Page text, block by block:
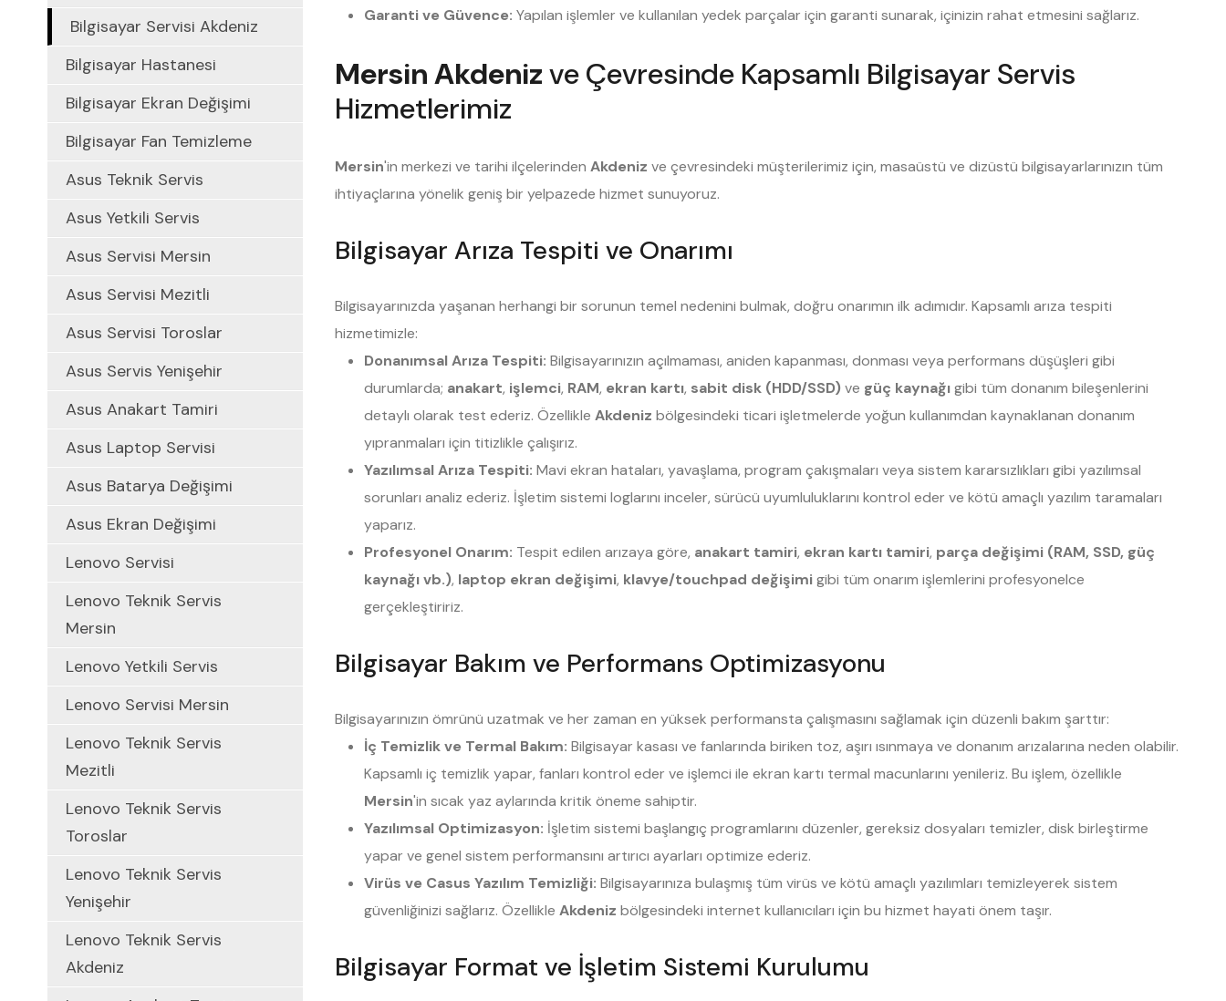
Bilgisayar Servisi Akdeniz
Bilgisayar Hastanesi
Bilgisayar Ekran Değişimi
Bilgisayar Fan Temizleme
Asus Teknik Servis
Asus Yetkili Servis
Asus Servisi Mersin
Asus Servisi Mezitli
Asus Servisi Toroslar
Asus Servis Yenişehir
Asus Anakart Tamiri
Asus Laptop Servisi
Asus Batarya Değişimi
Asus Ekran Değişimi
Lenovo Servisi
Lenovo Teknik Servis
Mersin
Lenovo Yetkili Servis
Lenovo Servisi Mersin
Lenovo Teknik Servis
Mezitli
Lenovo Teknik Servis
Toroslar
Lenovo Teknik Servis
Yenişehir
Lenovo Teknik Servis
Akdeniz
Garanti ve Güvence: Yapılan işlemler ve kullanılan yedek parçalar için garanti sunarak, içinizin rahat etmesini sağlarız.
Mersin Akdenizve Çevresinde Kapsamlı Bilgisayar Servis
Hizmetlerimiz
Mersin'in merkezi ve tarihi ilçelerinden Akdeniz ve çevresindeki müşterilerimiz için, masaüstü ve dizüstü bilgisayarlarınızın tüm
ihtiyaçlarına yönelik geniş bir yelpazede hizmet sunuyoruz.
Bilgisayar Arıza Tespiti ve Onarımı
Bilgisayarınızda yaşanan herhangi bir sorunun temel nedenini bulmak, doğru onarımın ilk adımıdır. Kapsamlı arıza tespiti
hizmetimizle:
Donanımsal Arıza Tespiti: Bilgisayarınızın açılmaması, aniden kapanması, donması veya performans düşüşleri gibi
durumlarda; anakart, işlemci, RAM, ekran kartı, sabit disk (HDD/SSD) ve güç kaynağıgibi tüm donanım bileşenlerini
detaylı olarak test ederiz. Özellikle Akdeniz bölgesindeki ticari işletmelerde yoğun kullanımdan kaynaklanan donanım
yıpranmaları için titizlikle çalışırız.
Yazılımsal Arıza Tespiti: Mavi ekran hataları, yavaşlama, program çakışmaları veya sistem kararsızlıkları gibi yazılımsal
sorunları analiz ederiz. İşletim sistemi loglarını inceler, sürücü uyumluluklarını kontrol eder ve kötü amaçlı yazılım taramaları
yaparız.
Profesyonel Onarım: Tespit edilen arızaya göre, anakart tamiri, ekran kartı tamiri, parça değişimi (RAM, SSD, güç
kaynağı vb.), laptop ekran değişimi, klavye/touchpad değişimigibi tüm onarım işlemlerini profesyonelce
gerçekleştiririz.
Bilgisayar Bakım ve Performans Optimizasyonu
Bilgisayarınızın ömrünü uzatmak ve her zaman en yüksek performansta çalışmasını sağlamak için düzenli bakım şarttır:
İç Temizlik ve Termal Bakım: Bilgisayar kasası ve fanlarında biriken toz, aşırı ısınmaya ve donanım arızalarına neden olabilir.
Kapsamlı iç temizlik yapar, fanları kontrol eder ve işlemci ile ekran kartı termal macunlarını yenileriz. Bu işlem, özellikle
Mersin'in sıcak yaz aylarında kritik öneme sahiptir.
Yazılımsal Optimizasyon: İşletim sistemi başlangıç programlarını düzenler, gereksiz dosyaları temizler, disk birleştirme
yapar ve genel sistem performansını artırıcı ayarları optimize ederiz.
Virüs ve Casus Yazılım Temizliği: Bilgisayarınıza bulaşmış tüm virüs ve kötü amaçlı yazılımları temizleyerek sistem
güvenliğinizi sağlarız. Özellikle Akdeniz bölgesindeki internet kullanıcıları için bu hizmet hayati önem taşır.
Bilgisayar Format ve İşletim Sistemi Kurulumu